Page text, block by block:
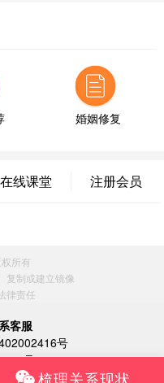
7分钟前
此页面咨询，已获得专属情感
页面咨询，已获得专属情感方
此页面咨询，已获得专属情感
页面咨询，已获得专属情感方
婚姻修复
在线课堂 注册会员
所有
复制或建立镜像
律责任
客服
号
号
梳理关系现状